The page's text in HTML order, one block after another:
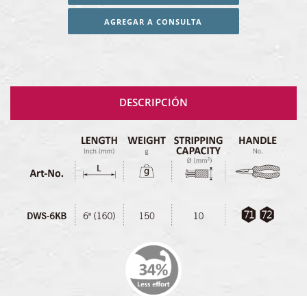
AGREGAR A CONSULTA
DESCRIPCIÓN